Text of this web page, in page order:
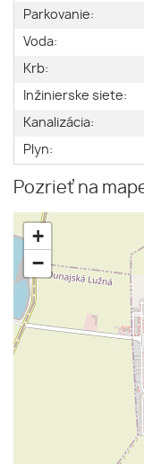
Parkovanie:
Voda:
Krb:
Inžinierske siete:
Kanalizácia:
Plyn:
Pozrieť na
+
−